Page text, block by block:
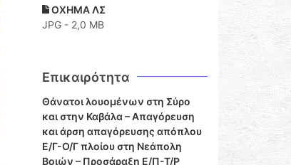
ΟΧΗΜΑ ΛΣ
JPG - 2,0 MB
Επικαιρότητα
Θάνατοι λουομένων στη Σύρο
και στην Καβάλα – Απαγόρευση
και άρση απαγόρευσης απόπλου
Ε/Γ-Ο/Γ πλοίου στη Νεάπολη
Βοιών – Προσάραξη Ε/Π-Τ/Ρ